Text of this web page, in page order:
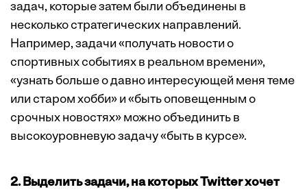
задач, которые затем были объединены в
несколько стратегических направлений.
Например, задачи «получать новости о
спортивных событиях в реальном времени»,
«узнать больше о давно интересующей меня теме
или старом хобби» и «быть оповещенным о
срочных новостях» можно объединить в
высокоуровневую задачу «быть в курсе».
2. Выделить задачи, на которых Twitter хочет